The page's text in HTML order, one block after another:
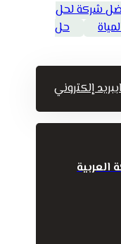
شركة لحل
حل
بريد إلكتروني